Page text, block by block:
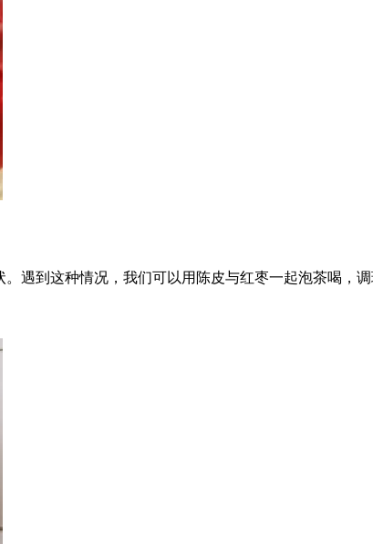
遇到这种情况，我们可以用陈皮与红枣一起泡茶喝，